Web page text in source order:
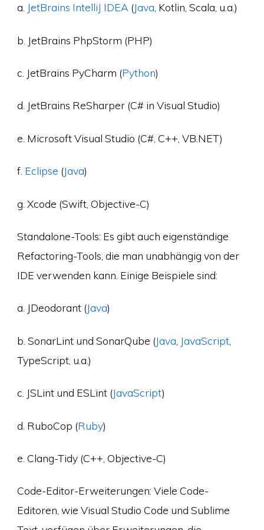
a. JetBrains IntelliJ IDEA (Java , Kotlin, Scala, u.a.)
b. JetBrains PhpStorm (PHP)
c. JetBrains PyCharm (Python)
d. JetBrains ReSharper (C# in Visual Studio)
e. Microsoft Visual Studio (C#, C++, VB.NET)
f. Eclipse (Java)
g. Xcode (Swift, Objective-C)
Standalone-Tools: Es gibt auch eigenständige
Refactoring-Tools, die man unabhängig von der
IDE verwenden kann. Einige Beispiele sind:
a. JDeodorant (Java)
b. SonarLint und SonarQube (Java JavaScript,
TypeScript, u.a.)
c. JSLint und ESLint (JavaScript)
d. RuboCop (Ruby)
e. Clang-Tidy (C++, Objective-C)
Code-Editor-Erweiterungen: Viele Code-
Editoren, wie Visual Studio Code und Sublime